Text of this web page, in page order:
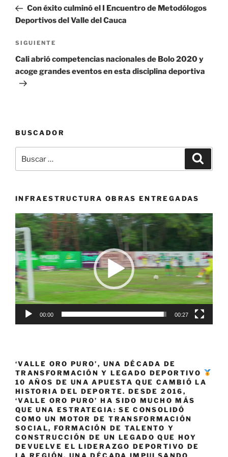
entradas
anterior:
Con éxito culminó el I Encuentro de Metodólogos
Deportivos del Valle del Cauca
Siguiente
entrada
SIGUIENTE
Cali abrió competencias nacionales de Bolo 2020 y
acoge grandes eventos en esta disciplina deportiva
BUSCADOR
por:
INFRAESTRUCTURA OBRAS ENTREGADAS
Reproductor
de
vídeo
00:00 00:27
‘VALLE ORO PURO’, UNA DÉCADA DE
TRANSFORMACIÓN Y LEGADO DEPORTIVO
10 AÑOS DE UNA APUESTA QUE CAMBIÓ LA
HISTORIA DEL DEPORTE. DESDE 2016,
‘VALLE ORO PURO’ HA SIDO MUCHO MÁS
QUE UNA ESTRATEGIA: SE CONSOLIDÓ
COMO UN MOTOR DE TRANSFORMACIÓN
SOCIAL, FORMACIÓN DE TALENTO Y
CONSTRUCCIÓN DE UN LEGADO QUE HOY
DEVUELVE EL LIDERAZGO DEPORTIVO DE
LA REGIÓN. UNA DÉCADA IMPULSANDO